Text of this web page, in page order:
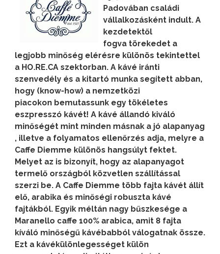
Padovában családi
vállalkozásként indult. A
kezdetektől
fogva törekedet a
legjobb minőség elérésre különös tekintettel
a HO.RE.CA szektorban. A kávé iránti
szenvedély és a kitartó munka segített abban,
hogy (know-how) a nemzetközi
piacokon bemutassunk egy tökéletes
eszpresszó kávét! A kávé állandó kiváló
minőségét mint minden másnak a jó alapanyag
, illetve a folyamatos ellenőrzés adja, melyre a
Caffe Diemme különös hangsúlyt fektet.
Melyet az is bizonyít, hogy az alapanyagot
termelő országból közvetlen szállítással
szerzi be. A Caffe Diemme több fajta kávét állít
elő, arabika és minőségi robuszta kávé
fajtákból. Egyik méltán nagy bűszkesége a
Maranello caffe 100% arabica, amit 8 fajta
kíváló minőségű kávébabból válogatnak össze.
Ezt a kávékülönlegességet külön